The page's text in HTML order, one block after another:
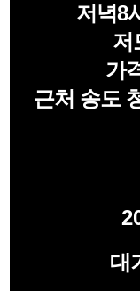
저녁8
저
가
근처 송도
대